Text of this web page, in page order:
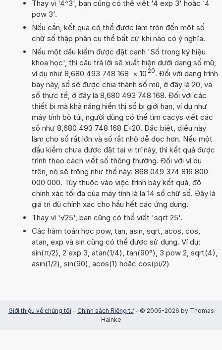
Thay vì '4^3', bạn cũng có thể viết '4 exp 3' hoặc '4
pow 3'.
Nếu cần, kết quả có thể được làm tròn đến một số
chữ số thập phân cụ thể bất cứ khi nào có ý nghĩa.
Nếu một dấu kiểm được đặt cạnh 'Số trong ký hiệu
khoa học', thì câu trả lời sẽ xuất hiện dưới dạng số mũ,
ví dụ như 8,680 493 748 168 × 10 20. Đối với dạng trình
bày này, số sẽ được chia thành số mũ, ở đây là 20, và
số thực tế, ở đây là 8,680 493 748 168. Đối với các
thiết bị mà khả năng hiển thị số bị giới hạn, ví dụ như
máy tính bỏ túi, người dùng có thể tìm cacys viết các
số như 8,680 493 748 168 E+20. Đặc biệt, điều này
làm cho số rất lớn và số rất nhỏ dễ đọc hơn. Nếu một
dấu kiểm chưa được đặt tại vị trí này, thì kết quả được
trình theo cách viết số thông thường. Đối với ví dụ
trên, nó sẽ trông như thế này: 868 049 374 816 800
000 000. Tùy thuộc vào việc trình bày kết quả, độ
chính xác tối đa của máy tính là là 14 số chữ số. Đây là
giá trị đủ chính xác cho hầu hết các ứng dụng.
Thay vì '√25', bạn cũng có thể viết 'sqrt 25'.
Các hàm toán học pow, tan, asin, sqrt, acos, cos,
atan, exp và sin cũng có thể được sử dụng. Ví dụ:
sin(π/2), 2 exp 3, atan(1/4), tan(90°), 3 pow 2, sqrt(4),
asin(1/2), sin(90), acos(1) hoặc cos(pi/2)
Giới thiệu về chúng tôi - Chính sách Riêng tư- © 2005-2026 by Thomas
Hainke